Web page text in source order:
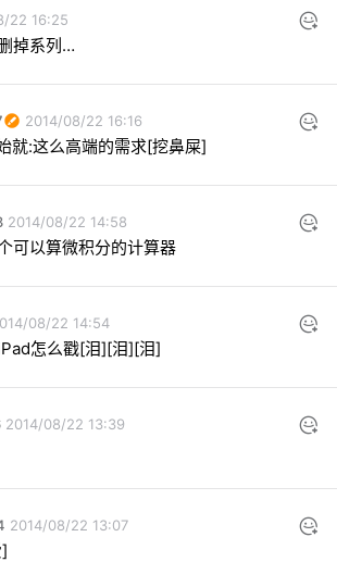
22 16:25
掉系列…
2014/08/22 16:16
就:这么高端的需求[挖鼻屎]
2014/08/22 14:58
可以算微积分的计算器
08/22 14:54
怎么戳[泪][泪][泪]
2014/08/22 13:39
2014/08/22 13:07